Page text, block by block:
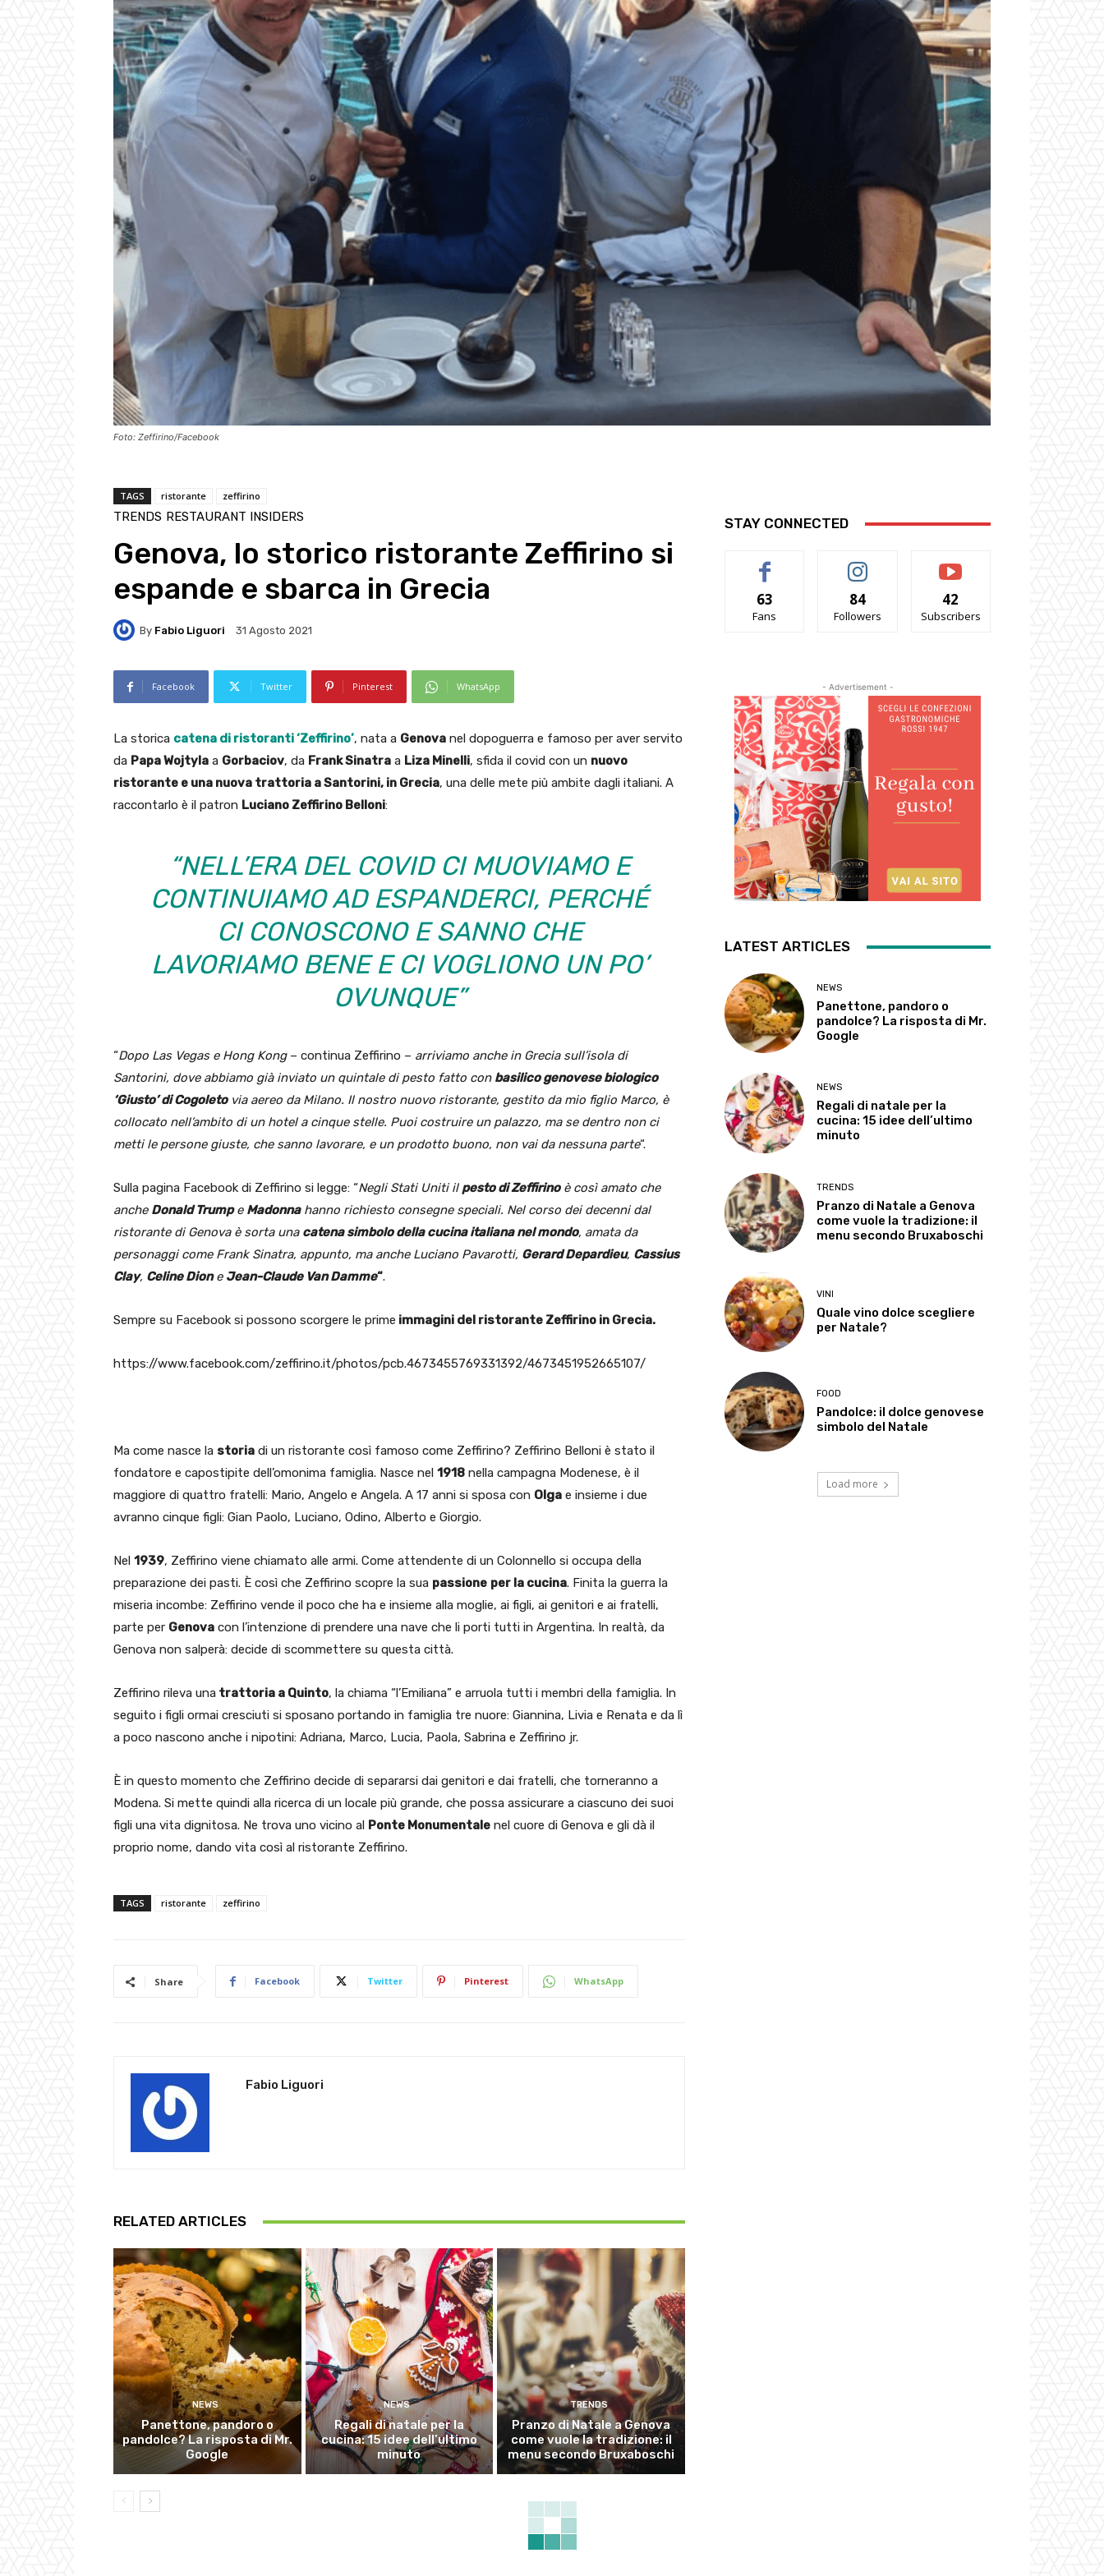
Foto: Zeffirino/Facebook
TAGS ristorante zeffirino
TRENDS RESTAURANT INSIDERS
Genova, lo storico ristorante Zeffirino si
espande e sbarca in Grecia
By Fabio Liguori 31 Agosto 2021
Facebook Twitter Pinterest WhatsApp
La storica catena di ristoranti ‘Zeffirino’, nata a Genova nel dopoguerra e famoso per aver servito
da Papa Wojtyla a Gorbaciov, da Frank Sinatra a Liza Minelli, sfida il covid con un nuovo
ristorante e una nuova trattoria a Santorini, in Grecia, una delle mete più ambite dagli italiani. A
raccontarlo è il patron Luciano Zeffirino Belloni:
“NELL’ERA DEL COVID CI MUOVIAMO E
CONTINUIAMO AD ESPANDERCI, PERCHÉ
CI CONOSCONO E SANNO CHE
LAVORIAMO BENE E CI VOGLIONO UN PO’
OVUNQUE”
“Dopo Las Vegas e Hong Kong– continua Zeffirino – arriviamo anche in Grecia sull’isola di
Santorini, dove abbiamo già inviato un quintale di pesto fatto con basilico genovese biologico
‘Giusto’ di Cogoletovia aereo da Milano. Il nostro nuovo ristorante, gestito da mio figlio Marco, è
collocato nell’ambito di un hotel a cinque stelle. Puoi costruire un palazzo, ma se dentro non ci
metti le persone giuste, che sanno lavorare, e un prodotto buono, non vai da nessuna parte“.
Sulla pagina Facebook di Zeffirino si legge: “Negli Stati Uniti il pesto di Zeffirinoè così amato che
anche Donald Trumpe Madonnahanno richiesto consegne speciali. Nel corso dei decenni dal
ristorante di Genova è sorta una catena simbolo della cucina italiana nel mondo, amata da
personaggi come Frank Sinatra, appunto, ma anche Luciano Pavarotti, Gerard Depardieu, Cassius
Clay, Celine Dione Jean-Claude Van Damme“.
Sempre su Facebook si possono scorgere le prime immagini del ristorante Zeffirino in Grecia.
https://www.facebook.com/zeffirino.it/photos/pcb.4673455769331392/4673451952665107/
Ma come nasce la storia di un ristorante così famoso come Zeffirino? Zeffirino Belloni è stato il
fondatore e capostipite dell’omonima famiglia. Nasce nel 1918 nella campagna Modenese, è il
maggiore di quattro fratelli: Mario, Angelo e Angela. A 17 anni si sposa con Olga e insieme i due
avranno cinque figli: Gian Paolo, Luciano, Odino, Alberto e Giorgio.
Nel 1939, Zeffirino viene chiamato alle armi. Come attendente di un Colonnello si occupa della
preparazione dei pasti. È così che Zeffirino scopre la sua passione per la cucina. Finita la guerra la
miseria incombe: Zeffirino vende il poco che ha e insieme alla moglie, ai figli, ai genitori e ai fratelli,
parte per Genova con l’intenzione di prendere una nave che li porti tutti in Argentina. In realtà, da
Genova non salperà: decide di scommettere su questa città.
Zeffirino rileva una trattoria a Quinto, la chiama “l’Emiliana” e arruola tutti i membri della famiglia. In
seguito i figli ormai cresciuti si sposano portando in famiglia tre nuore: Giannina, Livia e Renata e da lì
a poco nascono anche i nipotini: Adriana, Marco, Lucia, Paola, Sabrina e Zeffirino jr.
È in questo momento che Zeffirino decide di separarsi dai genitori e dai fratelli, che torneranno a
Modena. Si mette quindi alla ricerca di un locale più grande, che possa assicurare a ciascuno dei suoi
figli una vita dignitosa. Ne trova uno vicino al Ponte Monumentale nel cuore di Genova e gli dà il
proprio nome, dando vita così al ristorante Zeffirino.
TAGS ristorante zeffirino
Share Facebook Twitter Pinterest WhatsApp
Fabio Liguori
RELATED ARTICLES
NEWS
Panettone, pandoro o
pandolce? La risposta di Mr.
Google
NEWS
Regali di natale per la
cucina: 15 idee dell’ultimo
minuto
TRENDS
Pranzo di Natale a Genova
come vuole la tradizione: il
menu secondo Bruxaboschi
STAY CONNECTED
63
Fans
84
Followers
42
Subscribers
- Advertisement -
LATEST ARTICLES
NEWS
Panettone, pandoro o
pandolce? La risposta di Mr.
Google
NEWS
Regali di natale per la
cucina: 15 idee dell’ultimo
minuto
TRENDS
Pranzo di Natale a Genova
come vuole la tradizione: il
menu secondo Bruxaboschi
VINI
Quale vino dolce scegliere
per Natale?
FOOD
Pandolce: il dolce genovese
simbolo del Natale
Load more